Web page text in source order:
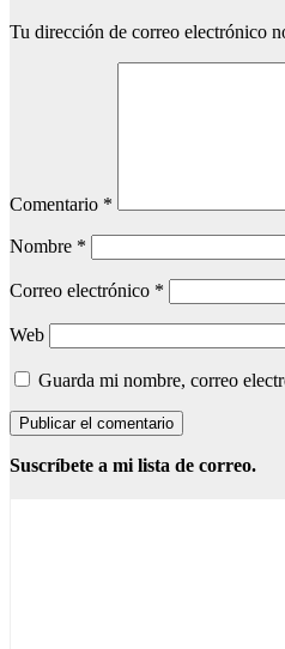
Tu dirección de correo electrónico
Comentario *
Nombre *
Correo electrónico *
Web
Guarda mi nombre, correo
Suscríbete a mi lista de correo.